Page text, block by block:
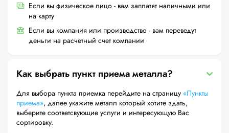
Если вы физическое лицо - вам заплатят наличными или
на карту
Если вы компания или производство - вам переведут
деньги на расчетный счет компании
Как выбрать пункт приема металла?
Для выбора пункта приемка перейдите на страницу «Пункты
приема», далее укажите металл который хотите здать,
выберите соответсвующие услуги и интересующую Вас
сортировку.